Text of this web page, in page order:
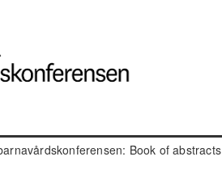
Book of abstracts